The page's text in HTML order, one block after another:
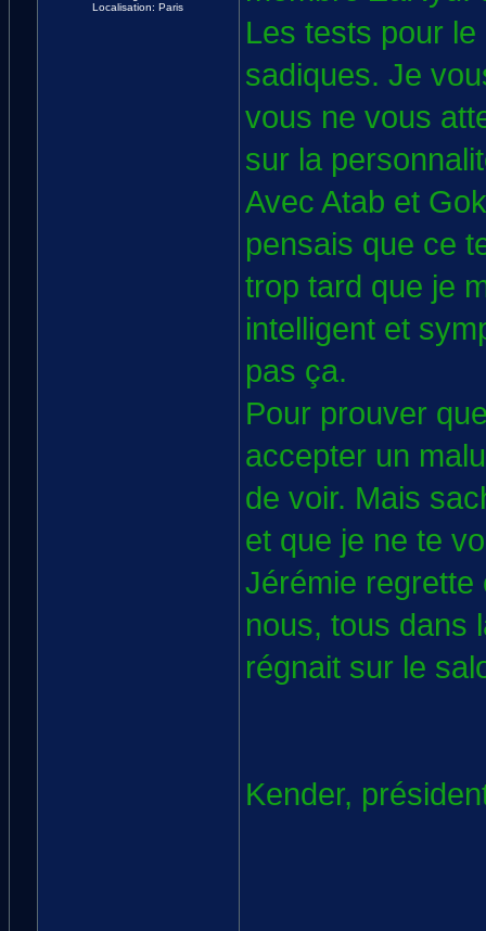
Localisation: Paris
Les tests pour
sadiques. Je
vous ne vous
sur la
Avec Atab et
pensais que ce
trop tard que je
intelligent et
pas ça.
Pour prouver
accepter un
de voir. Mais
et que je ne te
Jérémie regrette
nous, tous dans
régnait sur le
Kender,